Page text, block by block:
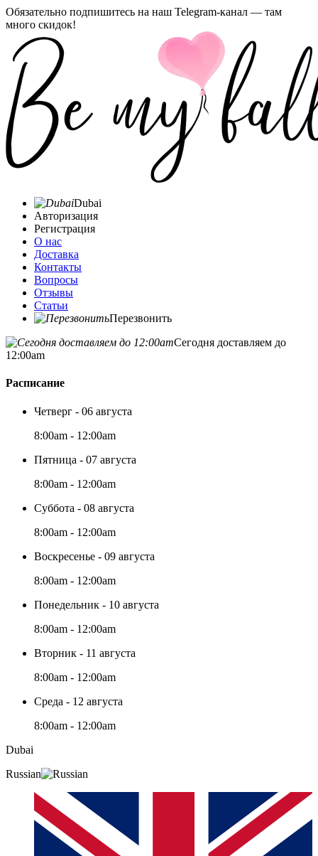
Обязательно подпишитесь на наш Telegram-канал — там
много скидок!
Dubai
Авторизация
Регистрация
О нас
Доставка
Контакты
Вопросы
Отзывы
Статьи
Перезвонить
Сегодня доставляем до
12:00am
Расписание
Четверг - 06 августа
8:00am - 12:00am
Пятница - 07 августа
8:00am - 12:00am
Суббота - 08 августа
8:00am - 12:00am
Воскресенье - 09 августа
8:00am - 12:00am
Понедельник - 10 августа
8:00am - 12:00am
Вторник - 11 августа
8:00am - 12:00am
Среда - 12 августа
8:00am - 12:00am
Dubai
Russian